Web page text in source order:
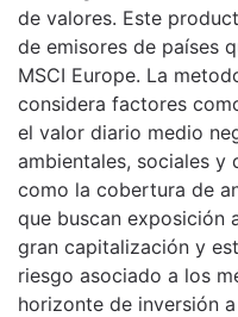
de valores. Este
de emisores de países
MSCI Europe. La
considera factores
el valor diario medio
ambientales, sociales y
como la cobertura de
que buscan exposición
gran capitalización y
riesgo asociado a los
horizonte de inversión